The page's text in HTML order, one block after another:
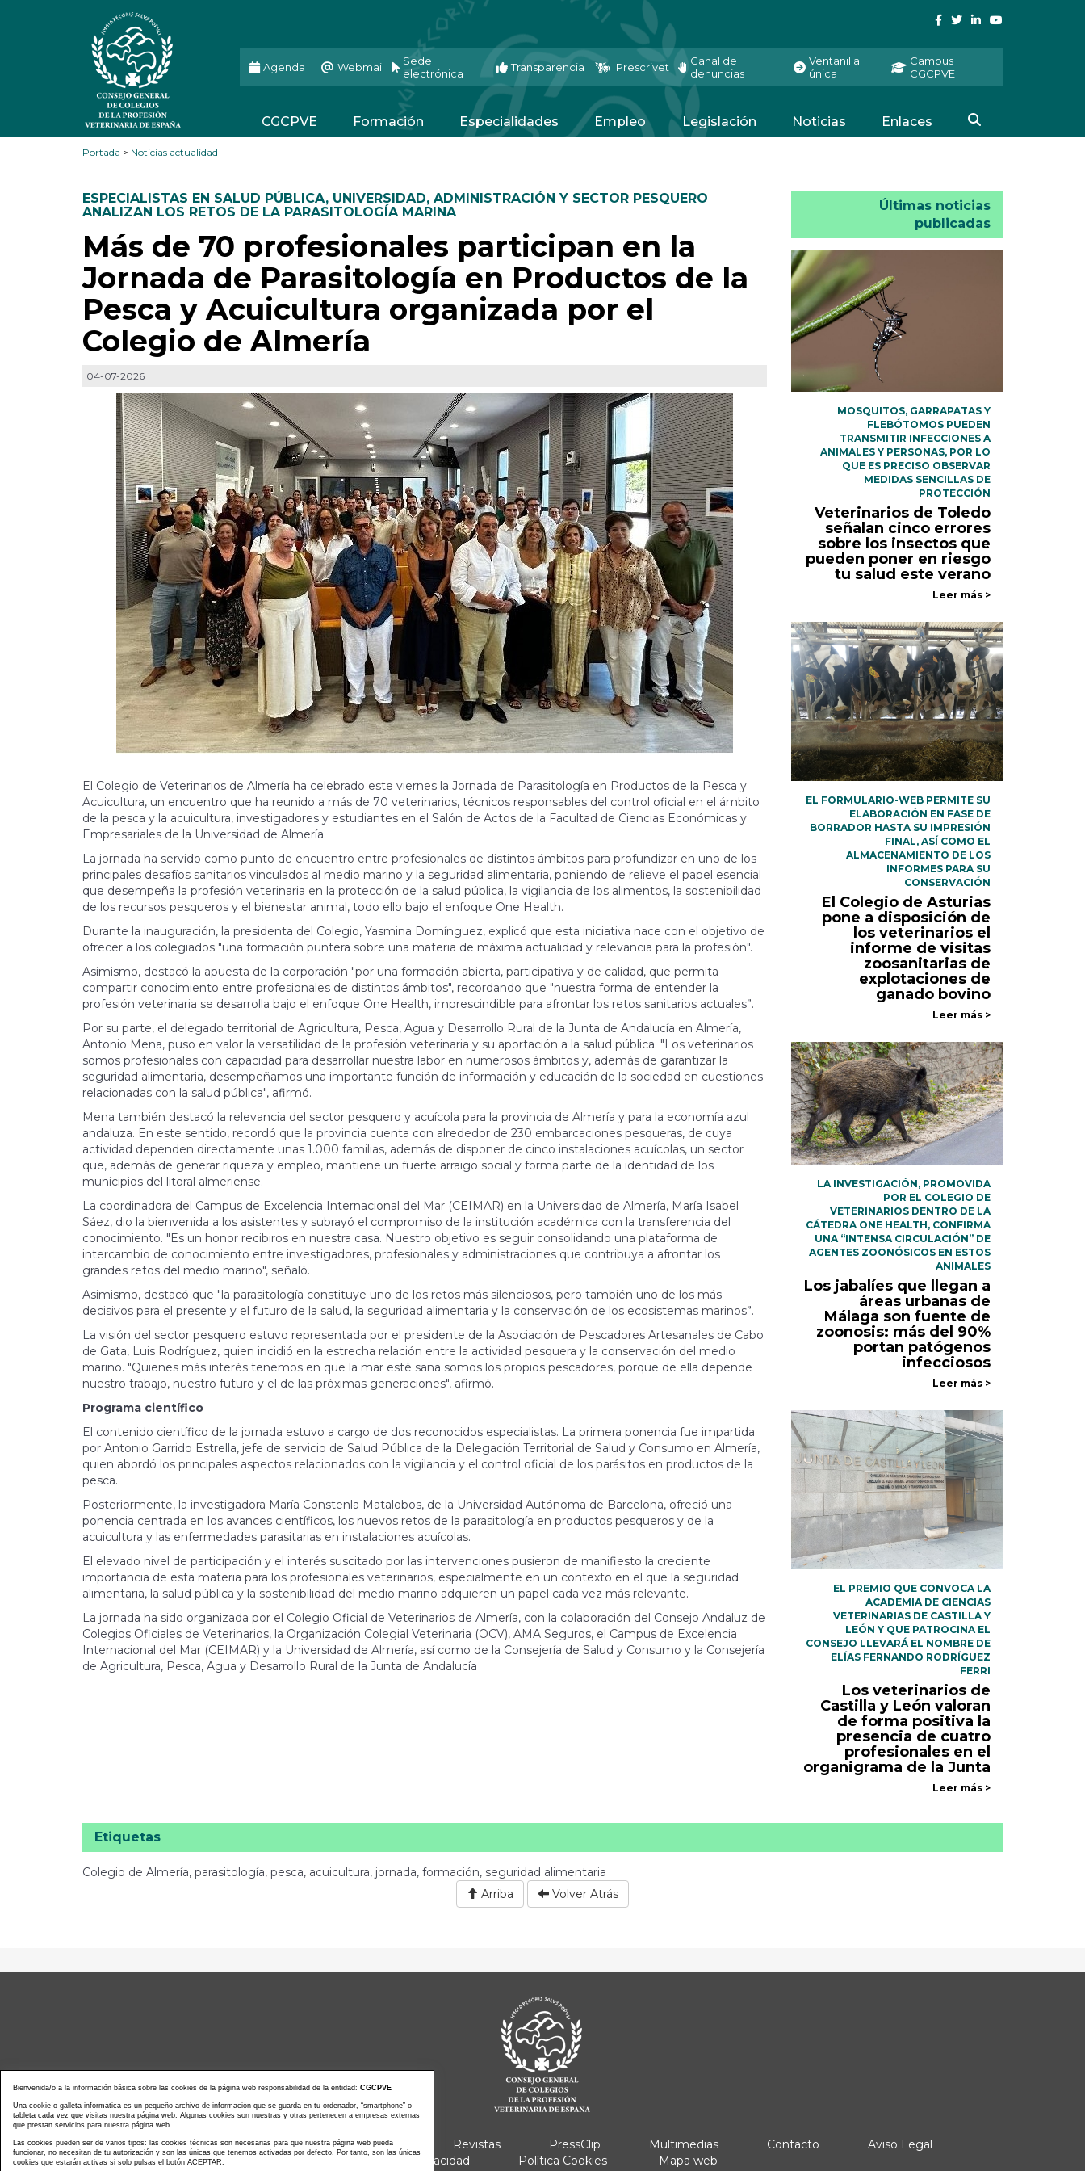
Agenda Webmail
Sede
electrónica
Transparencia Prescrivet
Canal de
denuncias
Ventanilla
única
Campus
CGCPVE
CGCPVE Formación Especialidades Empleo Legislación Noticias Enlaces
Portada > Noticias actualidad
ESPECIALISTAS EN SALUD PÚBLICA, UNIVERSIDAD, ADMINISTRACIÓN Y SECTOR PESQUERO
ANALIZAN LOS RETOS DE LA PARASITOLOGÍA MARINA
Más de 70 profesionales participan en la
Jornada de Parasitología en Productos de la
Pesca y Acuicultura organizada por el
Colegio de Almería
04-07-2026
El Colegio de Veterinarios de Almería ha celebrado este viernes la Jornada de Parasitología en Productos de la Pesca y
Acuicultura, un encuentro que ha reunido a más de 70 veterinarios, técnicos responsables del control oficial en el ámbito
de la pesca y la acuicultura, investigadores y estudiantes en el Salón de Actos de la Facultad de Ciencias Económicas y
Empresariales de la Universidad de Almería.
La jornada ha servido como punto de encuentro entre profesionales de distintos ámbitos para profundizar en uno de los
principales desafíos sanitarios vinculados al medio marino y la seguridad alimentaria, poniendo de relieve el papel esencial
que desempeña la profesión veterinaria en la protección de la salud pública, la vigilancia de los alimentos, la sostenibilidad
de los recursos pesqueros y el bienestar animal, todo ello bajo el enfoque One Health.
Durante la inauguración, la presidenta del Colegio, Yasmina Domínguez, explicó que esta iniciativa nace con el objetivo de
ofrecer a los colegiados "una formación puntera sobre una materia de máxima actualidad y relevancia para la profesión".
Asimismo, destacó la apuesta de la corporación "por una formación abierta, participativa y de calidad, que permita
compartir conocimiento entre profesionales de distintos ámbitos", recordando que "nuestra forma de entender la
profesión veterinaria se desarrolla bajo el enfoque One Health, imprescindible para afrontar los retos sanitarios actuales”.
Por su parte, el delegado territorial de Agricultura, Pesca, Agua y Desarrollo Rural de la Junta de Andalucía en Almería,
Antonio Mena, puso en valor la versatilidad de la profesión veterinaria y su aportación a la salud pública. "Los veterinarios
somos profesionales con capacidad para desarrollar nuestra labor en numerosos ámbitos y, además de garantizar la
seguridad alimentaria, desempeñamos una importante función de información y educación de la sociedad en cuestiones
relacionadas con la salud pública", afirmó.
Mena también destacó la relevancia del sector pesquero y acuícola para la provincia de Almería y para la economía azul
andaluza. En este sentido, recordó que la provincia cuenta con alrededor de 230 embarcaciones pesqueras, de cuya
actividad dependen directamente unas 1.000 familias, además de disponer de cinco instalaciones acuícolas, un sector
que, además de generar riqueza y empleo, mantiene un fuerte arraigo social y forma parte de la identidad de los
municipios del litoral almeriense.
La coordinadora del Campus de Excelencia Internacional del Mar (CEIMAR) en la Universidad de Almería, María Isabel
Sáez, dio la bienvenida a los asistentes y subrayó el compromiso de la institución académica con la transferencia del
conocimiento. "Es un honor recibiros en nuestra casa. Nuestro objetivo es seguir consolidando una plataforma de
intercambio de conocimiento entre investigadores, profesionales y administraciones que contribuya a afrontar los
grandes retos del medio marino", señaló.
Asimismo, destacó que "la parasitología constituye uno de los retos más silenciosos, pero también uno de los más
decisivos para el presente y el futuro de la salud, la seguridad alimentaria y la conservación de los ecosistemas marinos”.
La visión del sector pesquero estuvo representada por el presidente de la Asociación de Pescadores Artesanales de Cabo
de Gata, Luis Rodríguez, quien incidió en la estrecha relación entre la actividad pesquera y la conservación del medio
marino. "Quienes más interés tenemos en que la mar esté sana somos los propios pescadores, porque de ella depende
nuestro trabajo, nuestro futuro y el de las próximas generaciones", afirmó.
Programa científico
El contenido científico de la jornada estuvo a cargo de dos reconocidos especialistas. La primera ponencia fue impartida
por Antonio Garrido Estrella, jefe de servicio de Salud Pública de la Delegación Territorial de Salud y Consumo en Almería,
quien abordó los principales aspectos relacionados con la vigilancia y el control oficial de los parásitos en productos de la
pesca.
Posteriormente, la investigadora María Constenla Matalobos, de la Universidad Autónoma de Barcelona, ofreció una
ponencia centrada en los avances científicos, los nuevos retos de la parasitología en productos pesqueros y de la
acuicultura y las enfermedades parasitarias en instalaciones acuícolas.
El elevado nivel de participación y el interés suscitado por las intervenciones pusieron de manifiesto la creciente
importancia de esta materia para los profesionales veterinarios, especialmente en un contexto en el que la seguridad
alimentaria, la salud pública y la sostenibilidad del medio marino adquieren un papel cada vez más relevante.
La jornada ha sido organizada por el Colegio Oficial de Veterinarios de Almería, con la colaboración del Consejo Andaluz de
Colegios Oficiales de Veterinarios, la Organización Colegial Veterinaria (OCV), AMA Seguros, el Campus de Excelencia
Internacional del Mar (CEIMAR) y la Universidad de Almería, así como de la Consejería de Salud y Consumo y la Consejería
de Agricultura, Pesca, Agua y Desarrollo Rural de la Junta de Andalucía
Últimas noticias
publicadas
MOSQUITOS, GARRAPATAS Y
FLEBÓTOMOS PUEDEN
TRANSMITIR INFECCIONES A
ANIMALES Y PERSONAS, POR LO
QUE ES PRECISO OBSERVAR
MEDIDAS SENCILLAS DE
PROTECCIÓN
Veterinarios de Toledo
señalan cinco errores
sobre los insectos que
pueden poner en riesgo
tu salud este verano
Leer más >
EL FORMULARIO-WEB PERMITE SU
ELABORACIÓN EN FASE DE
BORRADOR HASTA SU IMPRESIÓN
FINAL, ASÍ COMO EL
ALMACENAMIENTO DE LOS
INFORMES PARA SU
CONSERVACIÓN
El Colegio de Asturias
pone a disposición de
los veterinarios el
informe de visitas
zoosanitarias de
explotaciones de
ganado bovino
Leer más >
LA INVESTIGACIÓN, PROMOVIDA
POR EL COLEGIO DE
VETERINARIOS DENTRO DE LA
CÁTEDRA ONE HEALTH, CONFIRMA
UNA “INTENSA CIRCULACIÓN” DE
AGENTES ZOONÓSICOS EN ESTOS
ANIMALES
Los jabalíes que llegan a
áreas urbanas de
Málaga son fuente de
zoonosis: más del 90%
portan patógenos
infecciosos
Leer más >
EL PREMIO QUE CONVOCA LA
ACADEMIA DE CIENCIAS
VETERINARIAS DE CASTILLA Y
LEÓN Y QUE PATROCINA EL
CONSEJO LLEVARÁ EL NOMBRE DE
ELÍAS FERNANDO RODRÍGUEZ
FERRI
Los veterinarios de
Castilla y León valoran
de forma positiva la
presencia de cuatro
profesionales en el
organigrama de la Junta
Leer más >
Etiquetas
Colegio de Almería, parasitología, pesca, acuicultura, jornada, formación, seguridad alimentaria
Arriba
Volver Atrás
Noticias actualidad Agenda de Actos Revistas PressClip Multimedias Contacto
Aviso Legal
Política Privacidad
Política Cookies Mapa web
Bienvenida/o a la información básica sobre las cookies de la página web responsabilidad de la entidad: CGCPVE
Una cookie o galleta informática es un pequeño archivo de información que se guarda en tu ordenador, “smartphone” o
tableta cada vez que visitas nuestra página web. Algunas cookies son nuestras y otras pertenecen a empresas externas
que prestan servicios para nuestra página web.
Las cookies pueden ser de varios tipos: las cookies técnicas son necesarias para que nuestra página web pueda
funcionar, no necesitan de tu autorización y son las únicas que tenemos activadas por defecto. Por tanto, son las únicas
cookies que estarán activas si solo pulsas el botón ACEPTAR.